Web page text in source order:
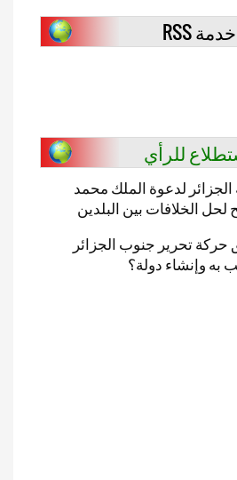
خدمة RSS
للرأي
لدعوة الملك محمد
الخلافات بين البلدين
تحرير جنوب الجزائر
به وإنشاء دولة؟